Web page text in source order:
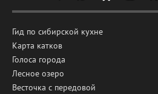
Гид по сибирской кухне
Карта катков
Голоса города
Лесное озеро
Весточка с передовой